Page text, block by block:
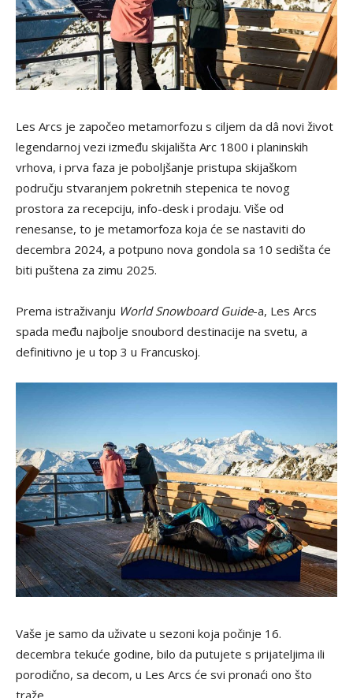
Les Arcs je započeo metamorfozu s ciljem da dâ novi život
legendarnoj vezi između skijališta Arc 1800 i planinskih
vrhova, i prva faza je poboljšanje pristupa skijaškom
području stvaranjem pokretnih stepenica te novog
prostora za recepciju, info-desk i prodaju. Više od
renesanse, to je metamorfoza koja će se nastaviti do
decembra 2024, a potpuno nova gondola sa 10 sedišta će
biti puštena za zimu 2025.
Prema istraživanju World Snowboard Guide-a, Les Arcs
spada među najbolje snoubord destinacije na svetu, a
definitivno je u top 3 u Francuskoj.
Vaše je samo da uživate u sezoni koja počinje 16.
decembra tekuće godine, bilo da putujete s prijateljima ili
porodično, sa decom, u Les Arcs će svi pronaći ono što
traže.